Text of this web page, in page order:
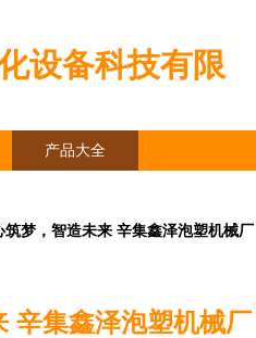
设备科技有限
产品大全
筑梦，智造未来 辛集鑫泽泡塑机械厂
辛集鑫泽泡塑机械厂